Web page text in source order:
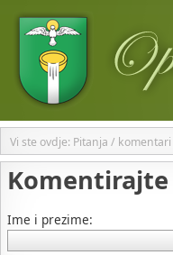
Vi ste ovdje: Pitanja / komentari
Ime i prezime: